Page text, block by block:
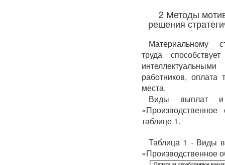
2 Методы
решения
Материальному
труда
работников, оплата
места.
Виды выплат и
таблице 1.
Таблица 1 - Виды
«Производственное